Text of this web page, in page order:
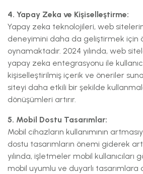
4. Yapay Zeka ve Kişiselleştirme:
Yapay zeka teknolojileri, web
deneyimini daha da geliştirmek için
oynamaktadır. 2024 yılında, web
yapay zeka entegrasyonu ile
kişiselleştirilmiş içerik ve öneriler
siteyi daha etkili bir şekilde
dönüşümleri artırır.
5. Mobil Dostu Tasarımlar:
Mobil cihazların kullanımının
dostu tasarımların önemi giderek
yılında, işletmeler mobil kullanıcıları
mobil uyumlu ve duyarlı tasarımlara